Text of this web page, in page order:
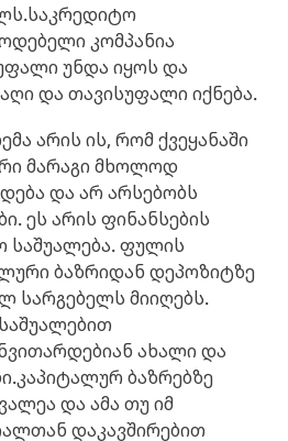
კომპანია
უნდა იყოს და
და თავისუფალი იქნება.
არის ის, რომ ქვეყანაში
მარაგი მხოლოდ
და არ არსებობს
ეს არის ფინანსების
საშუალება. ფულის
ბაზრიდან დეპოზიტზე
სარგებელს მიიღებს.
ახალი და
ბაზრებზე
და ამა თუ იმ
დაკავშირებით